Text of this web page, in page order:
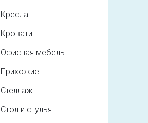
Кресла
Кровати
Офисная мебель
Прихожие
Стеллаж
Стол и стулья